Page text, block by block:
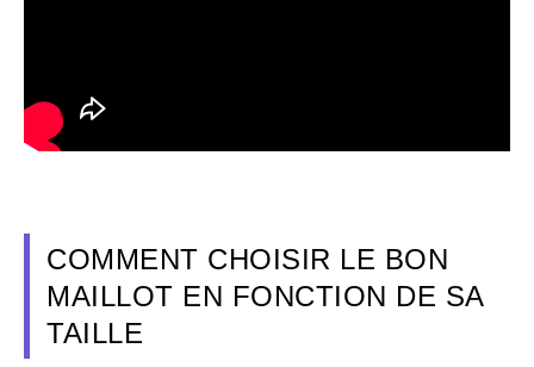
COMMENT CHOISIR LE BON
MAILLOT EN FONCTION DE SA
TAILLE